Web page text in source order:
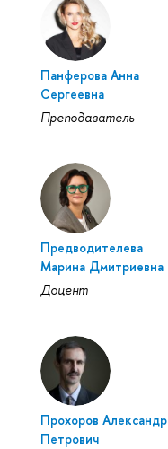
Панферова Анна
Сергеевна
Преподаватель
Предводителева
Марина Дмитриевна
Доцент
Прохоров Александр
Петрович